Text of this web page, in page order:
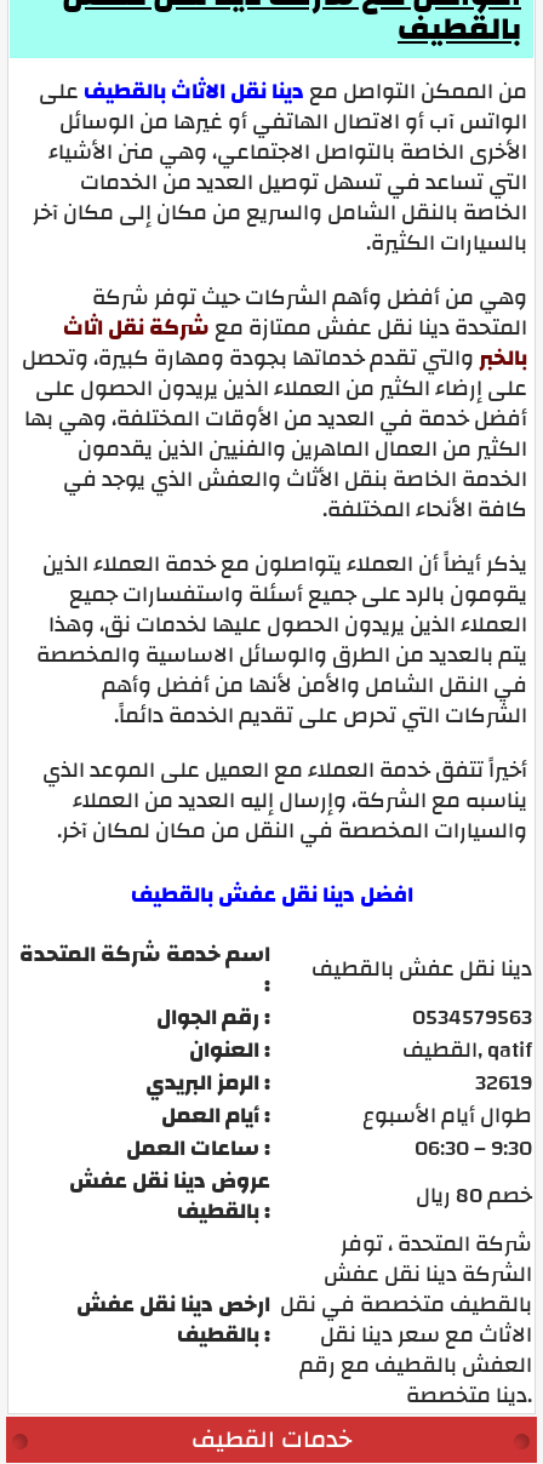
بالقطيف
من الممكن التواصل معدينا نقل الاثاث بالقطيفعلى
الواتس آب أو الاتصال الهاتفي أو غيرها من الوسائل
الأخرى الخاصة بالتواصل الاجتماعي، وهي منن الأشياء
التي تساعد في تسهل توصيل العديد من الخدمات
الخاصة بالنقل الشامل والسريع من مكان إلى مكان آخر
بالسيارات الكثيرة.
وهي من أفضل وأهم الشركات حيث توفر شركة
المتحدة دينا نقل عفش ممتازة معشركة نقل اثاث
بالخبروالتي تقدم خدماتها بجودة ومهارة كبيرة، وتحصل
على إرضاء الكثير من العملاء الذين يريدون الحصول على
أفضل خدمة في العديد من الأوقات المختلفة، وهي بها
الكثير من العمال الماهرين والفنيين الذين يقدمون
الخدمة الخاصة بنقل الأثاث والعفش الذي يوجد في
كافة الأنحاء المختلفة.
يذكر أيضاً أن العملاء يتواصلون مع خدمة العملاء الذين
يقومون بالرد على جميع أسئلة واستفسارات جميع
العملاء الذين يريدون الحصول عليها لخدمات نق، وهذا
يتم بالعديد من الطرق والوسائل الاساسية والمخصصة
في النقل الشامل والأمن لأنها من أفضل وأهم
الشركات التي تحرص على تقديم الخدمة دائماً.
أخيراً تتفق خدمة العملاء مع العميل على الموعد الذي
يناسبه مع الشركة، وإرسال إليه العديد من العملاء
والسيارات المخصصة في النقل من مكان لمكان آخر.
افضل دينا نقل عفش بالقطيف
اسم خدمة شركة المتحدة
:
دينا نقل عفش بالقطيف
رقم الجوال :
0534579563
العنوان :
القطيف, qatif
الرمز البريدي :
32619
أيام العمل :
طوال أيام الأسبوع
ساعات العمل :
06:30 – 9:30
عروض دينا نقل عفش
بالقطيف : خصم 80 ريال
ارخص دينا نقل عفش
بالقطيف :
شركة المتحدة ، توفر
الشركة دينا نقل عفش
بالقطيف متخصصة في نقل
الاثاث مع سعر دينا نقل
العفش بالقطيف مع رقم
دينا متخصصة.
خدمات القطيف